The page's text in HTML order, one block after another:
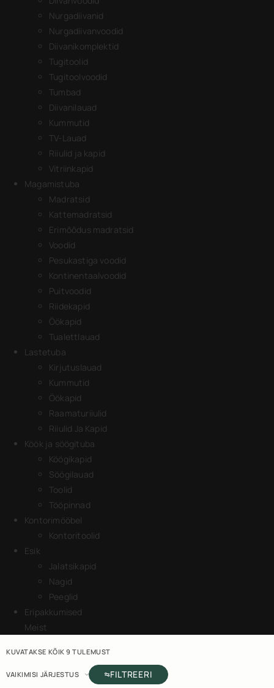
Nurgadiivanid
Nurgadiivanvoodid
Diivanikomplektid
Tugitoolid
Tugitoolvoodid
Tumbad
Diivanilauad
Kummutid
TV-Lauad
Riiulid ja kapid
Vitriinkapid
Magamistuba
Madratsid
Kattemadratsid
Erimõõdus madratsid
Voodid
Pesukastiga voodid
Kontinentaalvoodid
Puitvoodid
Riidekapid
Öökapid
Tualettlauad
Lastetuba
Kirjutuslauad
Kummutid
Öökapid
Raamaturiiulid
Riiulid Ja Kapid
Köök ja söögituba
Köögikapid
Söögilauad
Toolid
Tööpinnad
Kontorimööbel
Kontoritoolid
Esik
Jalatsikapid
Nagid
Peeglid
Eripakkumised
Meist
KUVATAKSE KÕIK 9 TULEMUST
VAIKIMISI JÄRJESTUS FILTREERI